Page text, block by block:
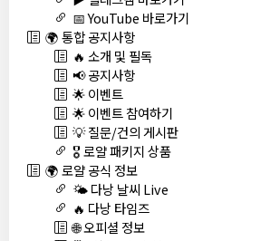
📅 YouTube 바로가기
🌍 통합 공지사항
🔥 소개 및 필독
📢 공지사항
🌟 이벤트
🌟 이벤트 참여하기
💡 질문/건의 게시판
🎖️ 로얄 패키지 상품
🌍 로얄 공식 정보
🌤️ 다낭 날씨 Live
🔥 다낭 타임즈
🌐 오피셜 정보